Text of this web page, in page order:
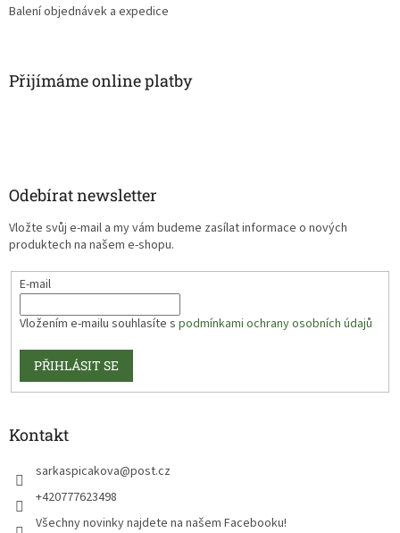
Balení objednávek a expedice
Přijímáme online platby
Odebírat newsletter
Vložte svůj e-mail a my vám budeme zasílat informace o nových
produktech na našem e-shopu.
E-mail
Vložením e-mailu souhlasíte s podmínkami ochrany osobních údajů
PŘIHLÁSIT SE
Kontakt
sarkaspicakova@post.cz
+420777623498
Všechny novinky najdete na našem Facebooku!